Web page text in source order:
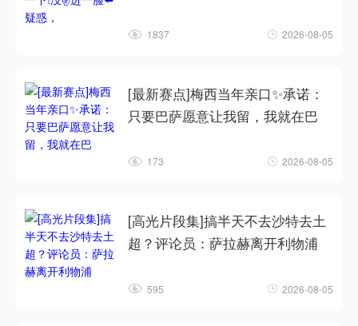
1837 2026-08-05
[最新赛点]梅西当年亲口✨承诺：
只要巴萨愿意让我留，我就在巴
173 2026-08-05
[高光片段集]搞半天不去沙特去土
超？评论员：萨拉赫离开利物浦
595 2026-08-05